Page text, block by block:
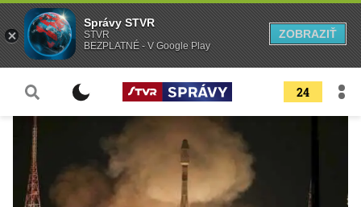
24
Správy STVR
STVR
BEZPLATNÉ - V Google Play
ZOBRAZIŤ